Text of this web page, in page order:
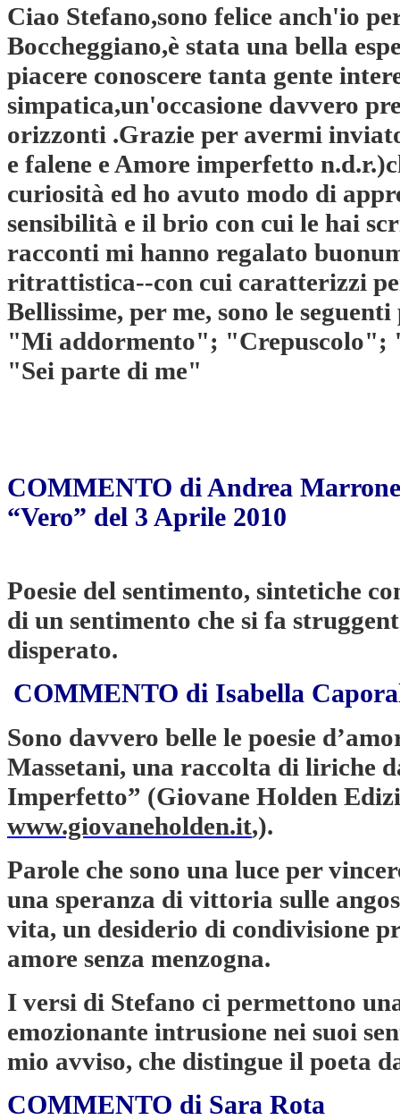
Ciao Stefano,sono felice anch'io
Boccheggiano,è stata una bella
piacere conoscere tanta gente
simpatica,un'occasione davvero
orizzonti .Grazie per avermi
e falene e Amore imperfetto
curiosità ed ho avuto modo di
sensibilità e il brio con cui le hai
racconti mi hanno regalato
ritrattistica--con cui caratterizzi
Bellissime, per me, sono le
"Mi addormento"; "Crepuscolo";
"Sei parte di me"
COMMENTO di Andrea
“Vero” del 3 Aprile 2010
Poesie del sentimento, sintetiche
di un sentimento che si fa
disperato.
COMMENTO di Isabella
Sono davvero belle le poesie
Massetani, una raccolta di liriche
Imperfetto” (Giovane Holden
www.giovaneholden.it,).
Parole che sono una luce per
una speranza di vittoria sulle
vita, un desiderio di condivisione
amore senza menzogna.
I versi di Stefano ci permettono
emozionante intrusione nei suoi
mio avviso, che distingue il poeta
COMMENTO di Sara Rota